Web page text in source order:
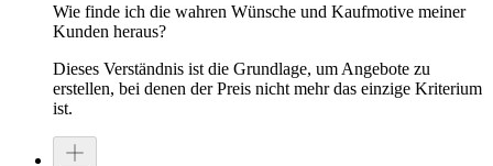
Wie finde ich die wahren Wünsche und Kaufmotive meiner
Kunden heraus?
Dieses Verständnis ist die Grundlage, um Angebote zu
erstellen, bei denen der Preis nicht mehr das einzige Kriterium
ist.